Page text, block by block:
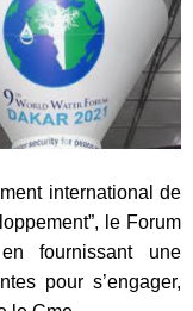
international de
le Forum
fournissant une
pour s’engager,